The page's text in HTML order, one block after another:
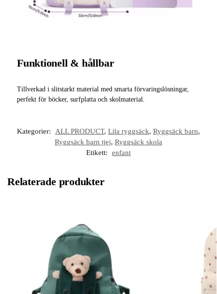
Funktionell & hållbar
Tillverkad i slitstarkt material med smarta förvaringslösningar,
perfekt för böcker, surfplatta och skolmaterial.
Kategorier: ALL PRODUCT, Lila ryggsäck, Ryggsäck barn,
Ryggsäck barn tjej, Ryggsäck skola
Etikett:
enfant
Relaterade produkter